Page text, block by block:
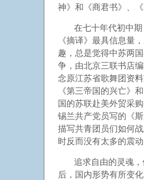
神》和《商君书》、
在七十年代初中
《摘译》最具信息量
趣，总是觉得中苏两
争，由北京三联书店
念原江苏省歌舞团资
《第三帝国的兴亡》
国的苏联赴美外贸采
锡兰共产党员写的《
描写共青团员们如何
时反而没有太多的震动
追求自由的灵魂
后，国内形势有所变